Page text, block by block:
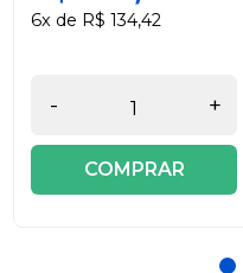
6x de R$ 134,42
- +
COMPRAR